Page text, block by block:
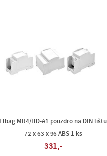
Elbag MR4/HD-A1 pouzdro na DIN lištu
72 x 63 x 96 ABS 1 ks
331,-